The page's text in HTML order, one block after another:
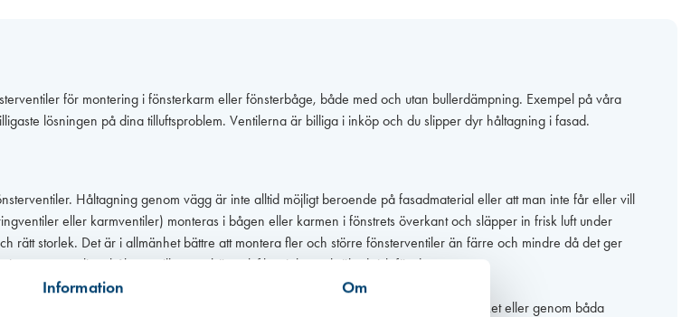
Information Om
för montering i fönsterkarm eller fönsterbåge, både med och utan bullerdämpning. Exempel på våra
lösningen på dina tilluftsproblem. Ventilerna är billiga i inköp och du slipper dyr håltagning i fasad.
Håltagning genom vägg är inte alltid möjligt beroende på fasadmaterial eller att man inte får eller vill
eller karmventiler) monteras i bågen eller karmen i fönstrets överkant och släpper in frisk luft under
rätt storlek. Det är i allmänhet bättre att montera fler och större fönsterventiler än färre och mindre då det ger
genom en liten hålarea vilket ger högre lufthastighet och ökad risk för drag.
men vid montering i efterhand borras en hålrad genom hela karmöverstycket eller genom båda